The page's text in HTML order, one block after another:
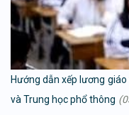
Hướng dẫn xếp lương
và Trung học phổ thông